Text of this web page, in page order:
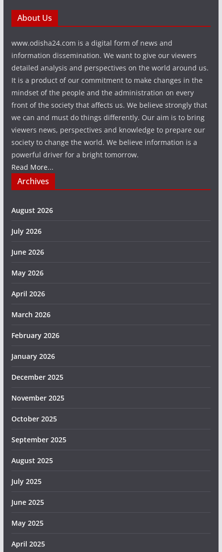
About Us
www.odisha24.com is a digital form of news and
information dissemination. We want to give our viewers
detailed analysis and perspectives on the world around us.
It is a product of our commitment to make changes in the
mindset of the people and the administration on every
front of the society that affects us. We believe strongly that
we can and must do things differently. Our aim is to bring
viewers news, perspectives and knowledge to prepare our
society to change the world. We believe information is a
powerful driver for a bright tomorrow.
Read More...
Archives
August 2026
July 2026
June 2026
May 2026
April 2026
March 2026
February 2026
January 2026
December 2025
November 2025
October 2025
September 2025
August 2025
July 2025
June 2025
May 2025
April 2025